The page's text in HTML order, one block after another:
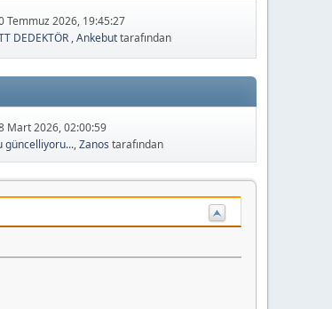
Temmuz 2026, 19:45:27
DEDEKTÖR ,Ankebuttarafından
Mart 2026, 02:00:59
güncelliyoru...,Zanos tarafından